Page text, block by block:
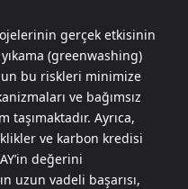
gerçek etkisinin
(greenwashing)
bu riskleri minimize
ve bağımsız
Ayrıca,
ve karbon kredisi
değerini
uzun vadeli başarısı,